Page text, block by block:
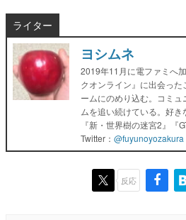
ライター
ヨシムネ
2019年11月に電ファミへ
クオンライン』に出会っ
ームにのめり込む。コミ
ムを追い続けている。好き
『新・世界樹の迷宮2』『
Twitter： @fuyunoyozakura
反応